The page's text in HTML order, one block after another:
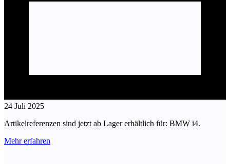
24 Juli 2025
Artikelreferenzen sind jetzt ab Lager erhältlich für: BMW i4.
Mehr erfahren